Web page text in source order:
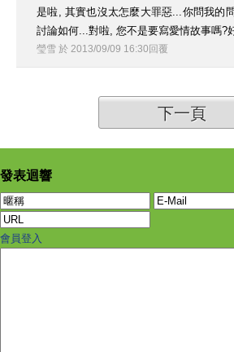
是啦, 其實也沒太怎麼大罪惡...你問我的
討論如何...對啦, 您不是要寫愛情故事嗎?
瑩雪 於 2013/09/09 16:30回覆
下一頁
發表迴響
會員登入